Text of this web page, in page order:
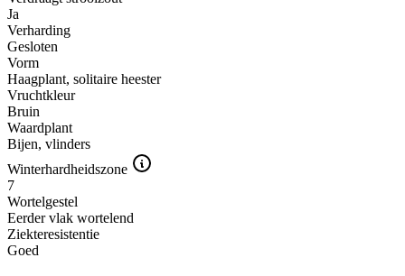
Ja
Verharding
Gesloten
Vorm
Haagplant, solitaire heester
Vruchtkleur
Bruin
Waardplant
Bijen, vlinders
Winterhardheidszone
7
Wortelgestel
Eerder vlak wortelend
Ziekteresistentie
Goed